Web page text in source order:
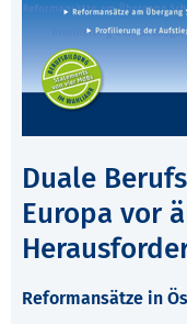
Duale
Europa vor
Reformansätze in